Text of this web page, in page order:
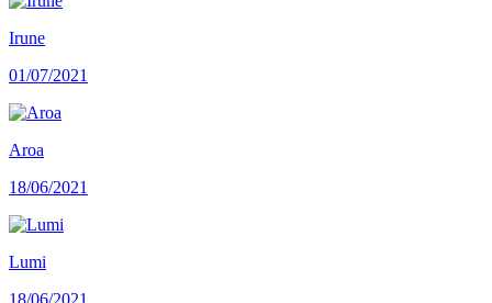
Irune
01/07/2021
Aroa
18/06/2021
Lumi
18/06/2021